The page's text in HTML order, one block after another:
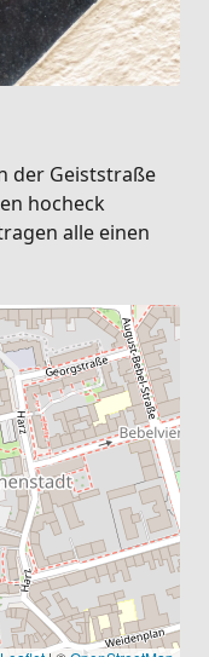
der Geiststraße
hocheck
alle einen